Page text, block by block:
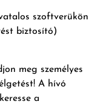
szoftverükön
biztosító)
meg személyes
A hívó
a